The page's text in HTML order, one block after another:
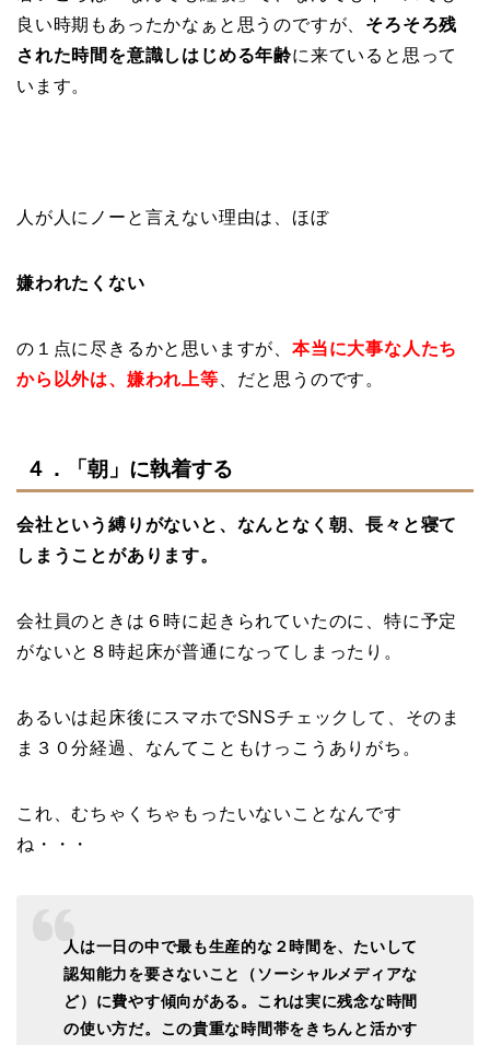
良い時期もあったかなぁと思うのですが、 そろそろ残
された時間を意識しはじめる年齢に来ていると思って
います。
人が人にノーと言えない理由は、ほぼ
嫌われたくない
の１点に尽きるかと思いますが、 本当に大事な人たち
から以外は、嫌われ上等 、だと思うのです。
４．「朝」に執着する
会社という縛りがないと、なんとなく朝、長々と寝て
しまうことがあります。
会社員のときは６時に起きられていたのに、特に予定
がないと８時起床が普通になってしまったり。
あるいは起床後にスマホでSNSチェックして、そのま
ま３０分経過、なんてこともけっこうありがち。
これ、むちゃくちゃもったいないことなんです
ね・・・
人は一日の中で最も生産的な２時間を、たいして
認知能力を要さないこと（ソーシャルメディアな
ど）に費やす傾向がある。これは実に残念な時間
の使い方だ。この貴重な時間帯をきちんと活かす